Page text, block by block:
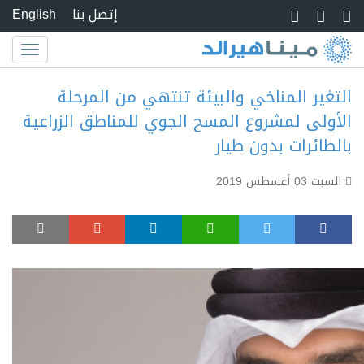
Skip to main
English
إتصل بنا
Toggle
التغير المناخي والبيئة تنتهي من المرحلة
الأولى لمشروع المسح الجوي للمناطق الزراعية
بالطائرات بدون طيار
السبت 03 أغسطس 2019